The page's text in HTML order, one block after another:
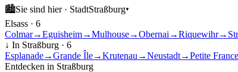
🏙Sie sind hier · StadtStraßburg▾
Elsass · 6
Colmar→Eguisheim→Mulhouse→Obernai →Riquewihr→
↓ In Straßburg · 6
Esplanade→Grande Île→Krutenau →Neustadt→Petite France
Entdecken in Straßburg